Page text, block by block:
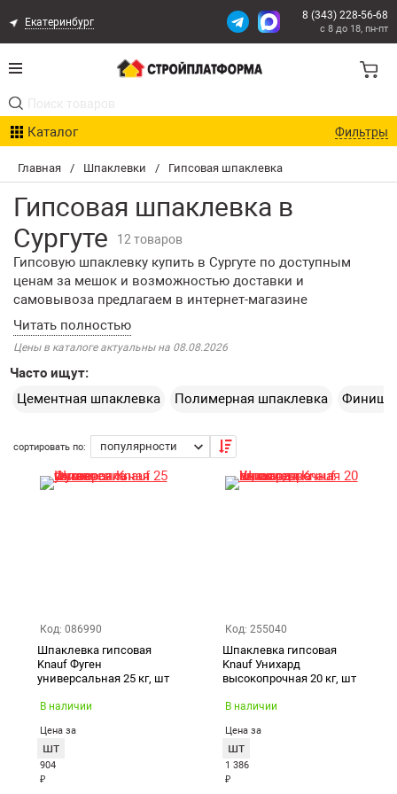
Главная / Шпаклевки / Гипсовая шпаклевка
Гипсовая шпаклевка в
Сургуте
12 товаров
Гипсовую шпаклевку купить в Сургуте по доступным
ценам за мешок и возможностью доставки и
самовывоза предлагаем в интернет-магазине
«СтройПлатформа». Смесь используется для подготовки
внутренних стен к финишной отделке: с ее помощью
выравнивают поверхности, заполняют трещины и швы,
устраняют дефекты. Гипсовые шпаклевки используются
для выравнивания оштукатуренных поверхностей,
оснований из бетона и гипсокартона, приклеивания
Цены в каталоге актуальны на 08.08.2026
Часто ищут:
Цементная шпаклевка
Полимерная шпаклевка
сортировать по:
Код: 086990
Шпаклевка гипсовая
Knauf Фуген
универсальная 25 кг, шт
В наличии
Цена за
шт
904
₽
Код: 255040
Шпаклевка гипсовая
Knauf Унихард
высокопрочная 20 кг, шт
В наличии
Цена за
шт
1 386
₽
Екатеринбург
8 (343) 228-56-68
с 8 до 18, пн-пт
Каталог Фильтры
Акции
Расчет доставки
Организациям
Опыт поставок
Контакты
Возврат товара
Екатеринбург